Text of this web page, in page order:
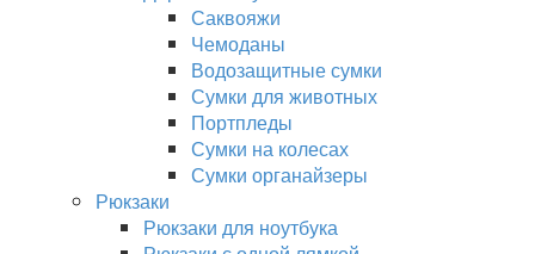
Саквояжи
Чемоданы
Водозащитные сумки
Сумки для животных
Портпледы
Сумки на колесах
Сумки органайзеры
Рюкзаки
Рюкзаки для ноутбука